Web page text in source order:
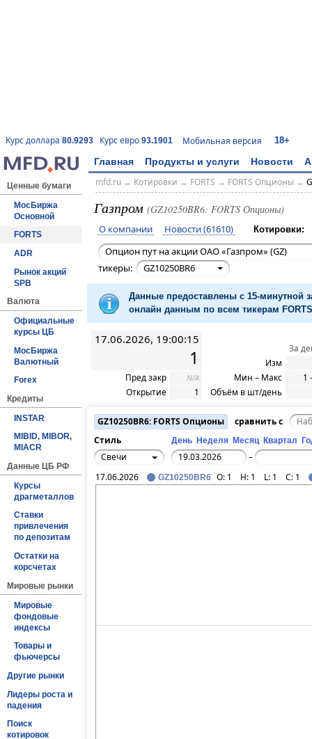
Курс доллара 80.9293 Курс евро 93.1901 Мобильная версия 18+
Главная Продукты и услуги Новости
Ценные бумаги
МосБиржа
Основной
FORTS
ADR
Рынок акций
SPB
Валюта
Официальные
курсы ЦБ
МосБиржа
Валютный
Forex
Кредиты
INSTAR
MIBID, MIBOR,
MIACR
Данные ЦБ РФ
Курсы
драгметаллов
Ставки
привлечения
по депозитам
Остатки на
корсчетах
Мировые рынки
Мировые
фондовые
индексы
Товары и
фьючерсы
Другие рынки
Лидеры роста и
падения
Поиск
котировок
mfd.ru→ Котировки → FORTS → FORTS Опционы→
Газпром (GZ10250BR6: FORTS Опционы)
О компании Новости (61610) Котировки:
Опцион пут на акции ОАО «Газпром» (GZ)
тикеры:
GZ10250BR6
Данные предоставлены с 15-минутной
онлайн данным по всем тикерам
17.06.2026, 19:00:15
1
Пред закр N/A
Открытие 1
За
Изм
Мин – Макс
1
Объём в шт/день
GZ10250BR6: FORTS Опционы
сравнить с
Стиль
День Неделя Месяц Квартал
Свечи
–
17.06.2026
GZ10250BR6 O: 1 H: 1 L: 1 C: 1